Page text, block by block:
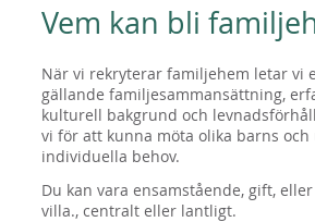
Vem kan bli
När vi rekryterar familjehem letar vi
gällande familjesammansättning,
kulturell bakgrund och
vi för att kunna möta olika barns och
individuella behov.
Du kan vara ensamstående, gift,
villa., centralt eller lantligt.